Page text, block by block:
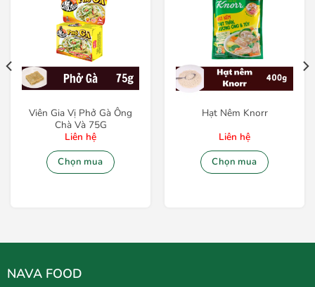
Viên Gia Vị Phở Gà Ông
Chà Và 75G
Liên hệ
Chọn mua
Hạt Nêm Knorr
Liên hệ
Chọn mua
NAVA FOOD